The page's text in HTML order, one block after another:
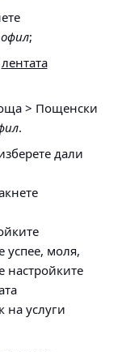
;
лентата
> Пощенски
.
дали
успее, моля,
настройките
на услуги